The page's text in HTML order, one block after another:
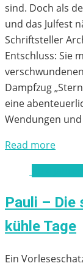
sind. Doch als
und das Julfest
Schriftsteller
Entschluss: Sie
Dampfzug
eine
Wendungen
Read more
Pauli – Die
kühle Tage
Ein